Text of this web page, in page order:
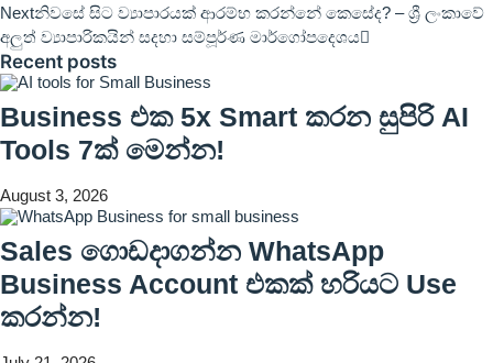
Nextනිවසේ සිට ව්‍යාපාරයක් ආරම්භ කරන්නේ කෙසේද? – ශ්‍රී ලංකාවේ
අලුත් ව්‍යාපාරිකයින් සදහා සම්පූර්ණ මාර්ගෝපදෙශය
Recent posts
Business එක 5x Smart කරන සුපිරි AI
Tools 7ක් මෙන්න!
August 3, 2026
Sales ගොඩදාගන්න WhatsApp
Business Account එකක් හරියට Use
කරන්න!